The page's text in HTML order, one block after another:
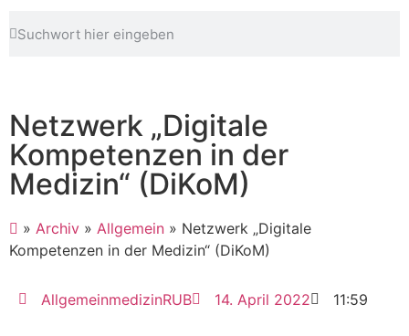
Netzwerk „Digitale
Kompetenzen in der
Medizin“ (DiKoM)
» Archiv » Allgemein » Netzwerk „Digitale
Kompetenzen in der Medizin“ (DiKoM)
AllgemeinmedizinRUB 14. April 2022 11:59